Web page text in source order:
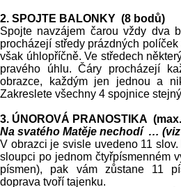
2. SPOJTE BALONKY (8 bodů)
Spojte navzájem čarou vždy dva
procházejí středy prázdných
však úhlopříčně. Ve středech
pravého úhlu. Čáry procházejí
obrazce, každým jen jednou a
Zakreslete všechny 4 spojnice
3. ÚNOROVÁ PRANOSTIKA
Na svatého Matěje nechodí …
V obrazci je svisle uvedeno 11
sloupci po jednom čtyřpísmenném
písmen), pak vám zůstane 11
doprava tvoří tajenku.